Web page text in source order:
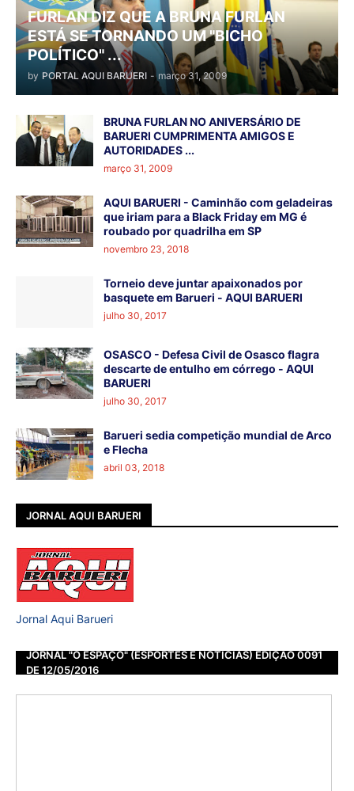
FURLAN DIZ QUE A BRUNA FURLAN
ESTÁ SE TORNANDO UM "BICHO
POLÍTICO" ...
by PORTAL AQUI BARUERI - março 31, 2009
BRUNA FURLAN NO ANIVERSÁRIO DE
BARUERI CUMPRIMENTA AMIGOS E
AUTORIDADES ...
março 31, 2009
AQUI BARUERI - Caminhão com geladeiras
que iriam para a Black Friday em MG é
roubado por quadrilha em SP
novembro 23, 2018
Torneio deve juntar apaixonados por
basquete em Barueri - AQUI BARUERI
julho 30, 2017
OSASCO - Defesa Civil de Osasco flagra
descarte de entulho em córrego - AQUI
BARUERI
julho 30, 2017
Barueri sedia competição mundial de Arco
e Flecha
abril 03, 2018
JORNAL AQUI BARUERI
Jornal Aqui Barueri
JORNAL "O ESPAÇO" (ESPORTES E NOTÍCIAS) EDIÇÃO 0091
DE 12/05/2016